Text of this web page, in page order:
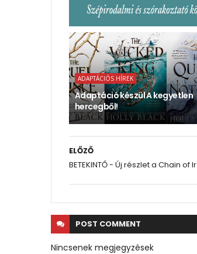
ADAPTÁCIÓS HÍREK
Adaptáció készül A kegyetlen
hercegből!
ELŐZŐ
BETEKINTŐ - Új részlet a Chain of
POST COMMENT
Nincsenek megjegyzések